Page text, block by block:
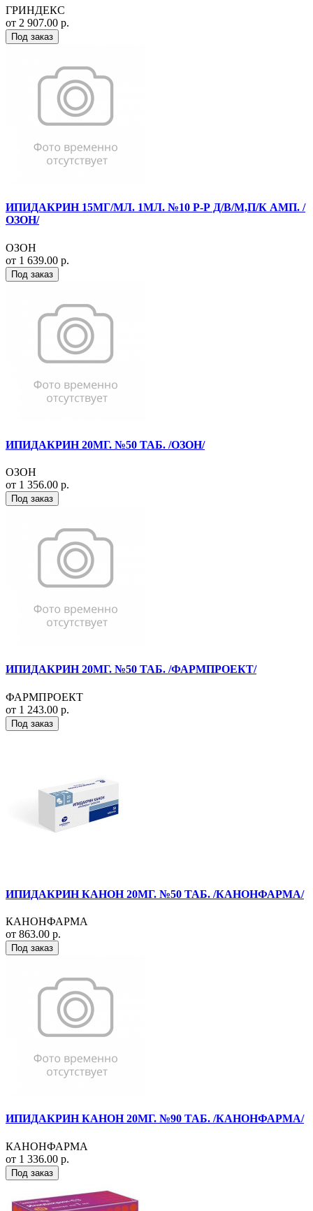
ГРИНДЕКС
от 2 907.00 р.
Под заказ
ИПИДАКРИН 15МГ/МЛ. 1МЛ. №10 Р-Р Д/В/М,П/К АМП. /
ОЗОН/
ОЗОН
от 1 639.00 р.
Под заказ
ИПИДАКРИН 20МГ. №50 ТАБ. /ОЗОН/
ОЗОН
от 1 356.00 р.
Под заказ
ИПИДАКРИН 20МГ. №50 ТАБ. /ФАРМПРОЕКТ/
ФАРМПРОЕКТ
от 1 243.00 р.
Под заказ
ИПИДАКРИН КАНОН 20МГ. №50 ТАБ. /КАНОНФАРМА/
КАНОНФАРМА
от 863.00 р.
Под заказ
ИПИДАКРИН КАНОН 20МГ. №90 ТАБ. /КАНОНФАРМА/
КАНОНФАРМА
от 1 336.00 р.
Под заказ